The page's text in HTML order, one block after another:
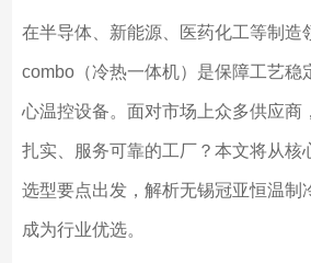
在半导体、新能源、医药化工等制造
combo（冷热一体机）是保障工艺稳
心温控设备。面对市场上众多供应商
扎实、服务可靠的工厂？本文将从核
选型要点出发，解析无锡冠亚恒温制
成为行业优选。